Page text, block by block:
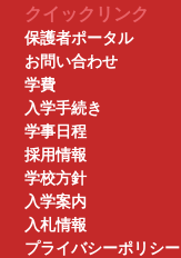
クイックリンク
保護者ポータル
お問い合わせ
学費
入学手続き
学事日程
採用情報
学校方針
入学案内
入札情報
プライバシーポリシー